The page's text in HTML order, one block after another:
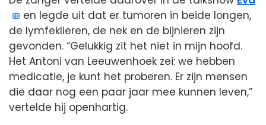
en legde uit dat er tumoren in beide longen,
de lymfeklieren, de nek en de bijnieren zijn
gevonden. “Gelukkig zit het niet in mijn hoofd.
Het Antoni van Leeuwenhoek zei: we hebben
medicatie, je kunt het proberen. Er zijn mensen
die daar nog een paar jaar mee kunnen leven,”
vertelde hij openhartig.